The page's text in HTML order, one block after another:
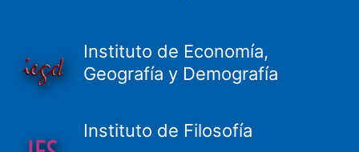
Instituto de Economía,
Geografía y Demografía
Instituto de Filosofía